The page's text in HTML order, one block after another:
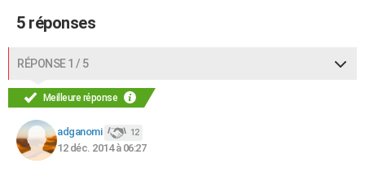
5 réponses
RÉPONSE 1 / 5
Meilleure réponse
adganomi 12
12 déc. 2014 à 06:27